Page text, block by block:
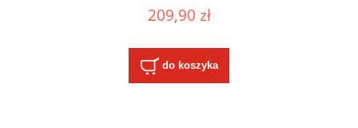
209,90 zł
do koszyka